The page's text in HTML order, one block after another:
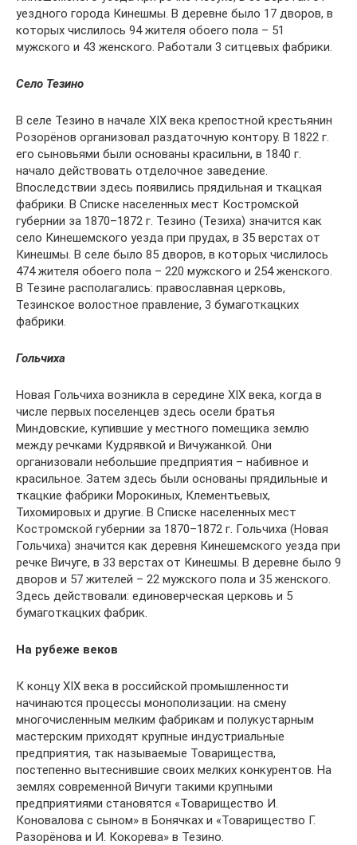
уездного города Кинешмы. В деревне было 17 дворов, в
которых числилось 94 жителя обоего пола – 51
мужского и 43 женского. Работали 3 ситцевых фабрики.
Село Тезино
В селе Тезино в начале XIX века крепостной крестьянин
Розорёнов организовал раздаточную контору. В 1822 г.
его сыновьями были основаны красильни, в 1840 г.
начало действовать отделочное заведение.
Впоследствии здесь появились прядильная и ткацкая
фабрики. В Списке населенных мест Костромской
губернии за 1870–1872 г. Тезино (Тезиха) значится как
село Кинешемского уезда при прудах, в 35 верстах от
Кинешмы. В селе было 85 дворов, в которых числилось
474 жителя обоего пола – 220 мужского и 254 женского.
В Тезине располагались: православная церковь,
Тезинское волостное правление, 3 бумаготкацких
фабрики.
Гольчиха
Новая Гольчиха возникла в середине XIX века, когда в
числе первых поселенцев здесь осели братья
Миндовские, купившие у местного помещика землю
между речками Кудрявкой и Вичужанкой. Они
организовали небольшие предприятия – набивное и
красильное. Затем здесь были основаны прядильные и
ткацкие фабрики Морокиных, Клементьевых,
Тихомировых и другие. В Списке населенных мест
Костромской губернии за 1870–1872 г. Гольчиха (Новая
Гольчиха) значится как деревня Кинешемского уезда при
речке Вичуге, в 33 верстах от Кинешмы. В деревне было 9
дворов и 57 жителей – 22 мужского пола и 35 женского.
Здесь действовали: единоверческая церковь и 5
бумаготкацких фабрик.
На рубеже веков
К концу XIX века в российской промышленности
начинаются процессы монополизации: на смену
многочисленным мелким фабрикам и полукустарным
мастерским приходят крупные индустриальные
предприятия, так называемые Товарищества,
постепенно вытеснившие своих мелких конкурентов. На
землях современной Вичуги такими крупными
предприятиями становятся «Товарищество И.
Коновалова с сыном» в Бонячках и «Товарищество Г.
Разорёнова и И. Кокорева» в Тезино.